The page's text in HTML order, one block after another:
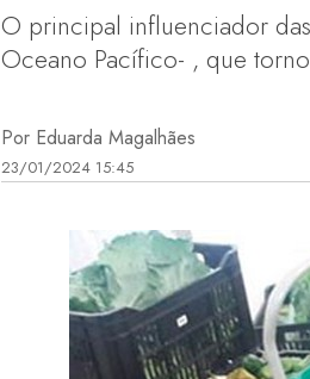
O principal influenciador
Oceano Pacífico- , que
Por Eduarda Magalhães
23/01/2024 15:45